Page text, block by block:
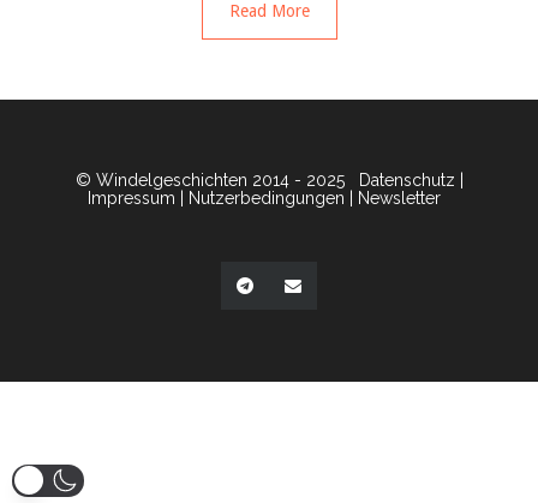
Read More
© Windelgeschichten 2014 - 2025 Datenschutz
Impressum
Nutzerbedingungen Newsletter